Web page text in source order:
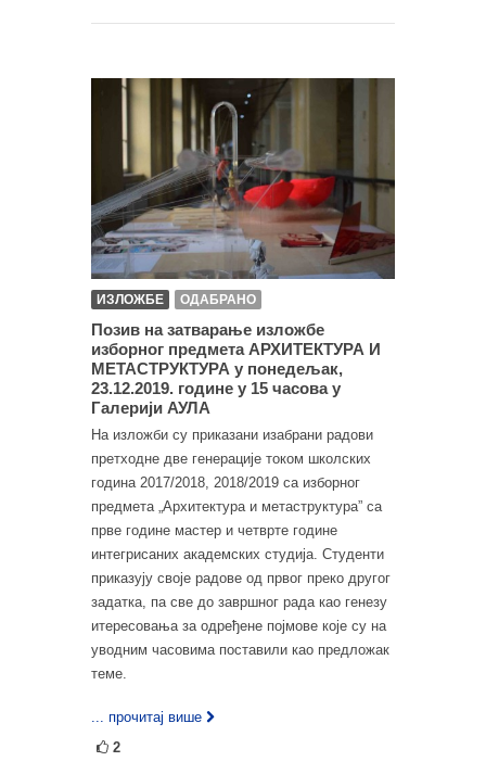
ИЗЛОЖБЕ ОДАБРАНО
Позив на затварање изложбе
изборног предмета АРХИТЕКТУРА И
МЕТАСТРУКТУРА у понедељак,
23.12.2019. године у 15 часова у
Галерији АУЛА
На изложби су приказани изабрани радови
претходне две генерације током школских
година 2017/2018, 2018/2019 са изборног
предмета „Архитектура и метаструктура” са
прве године мастер и четврте године
интегрисаних академских студија. Студенти
приказују своје радове од првог преко другог
задатка, па све до завршног рада као генезу
итересовања за одређене појмове које су на
уводним часовима поставили као предложак
теме.
... прочитај више
2